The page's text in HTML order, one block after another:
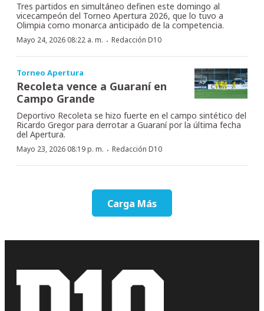
Tres partidos en simultáneo definen este domingo al
vicecampeón del Torneo Apertura 2026, que lo tuvo a
Olimpia como monarca anticipado de la competencia.
Mayo 24, 2026 08:22 a. m. · Redacción D10
Torneo Apertura
Recoleta vence a Guaraní en
Campo Grande
Deportivo Recoleta se hizo fuerte en el campo sintético del
Ricardo Gregor para derrotar a Guaraní por la última fecha
del Apertura.
Mayo 23, 2026 08:19 p. m. · Redacción D10
Carga Más